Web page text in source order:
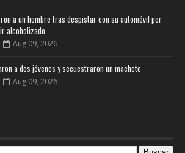
a un hombre tras despistar con su automóvil por
alcoholizado
Aug 09, 2026
a dos jóvenes y secuestraron un machete
Aug 09, 2026